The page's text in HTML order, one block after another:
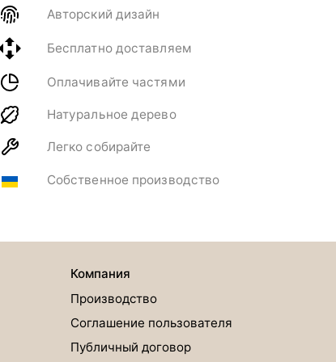
Авторский дизайн
Бесплатно доставляем
Оплачивайте частями
Натуральное дерево
Легко собирайте
Собственное производство
Компания
Производство
Соглашение пользователя
Публичный договор